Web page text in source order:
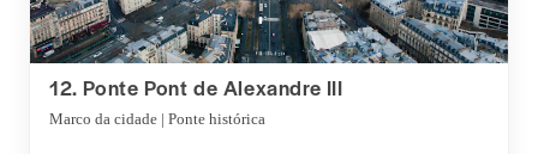
12. Ponte Pont de Alexandre III
Marco da cidade | Ponte histórica